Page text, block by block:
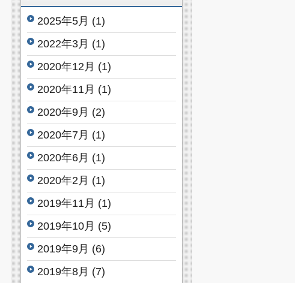
2025年5月 (1)
2022年3月 (1)
2020年12月 (1)
2020年11月 (1)
2020年9月 (2)
2020年7月 (1)
2020年6月 (1)
2020年2月 (1)
2019年11月 (1)
2019年10月 (5)
2019年9月 (6)
2019年8月 (7)